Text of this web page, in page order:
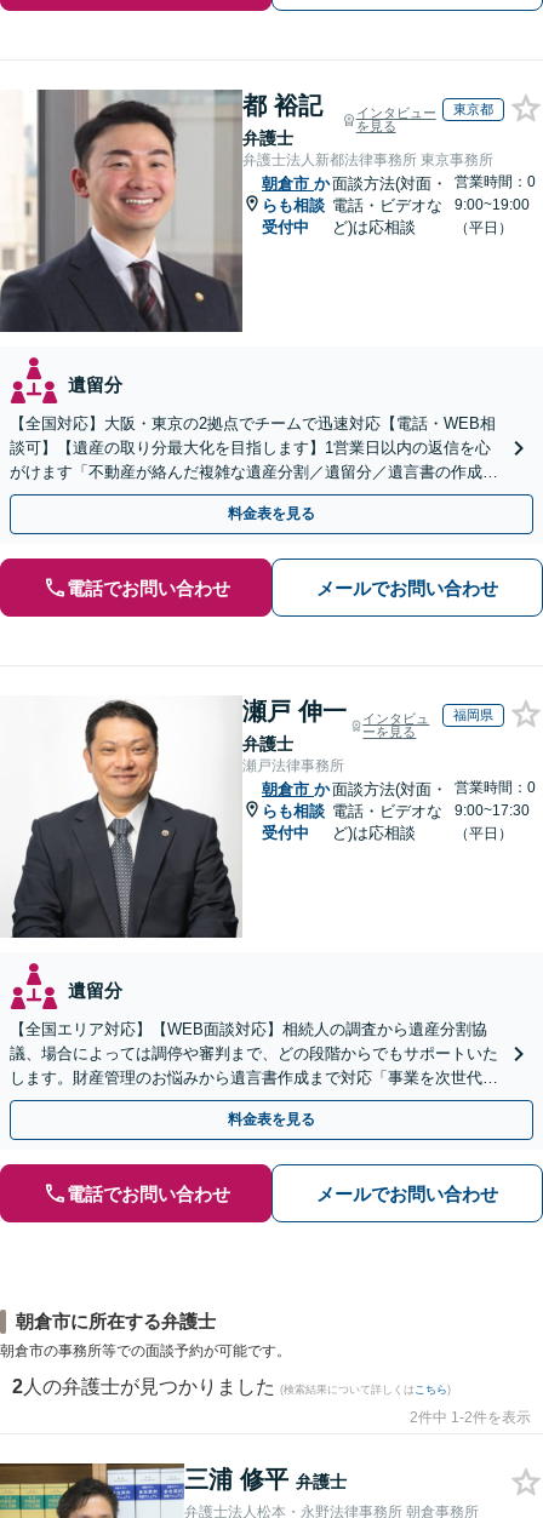
都 裕記
弁護士
インタビュー
を見る
東京都
弁護士法人新都法律事務所 東京事務所
朝倉市 か
らも相談
受付中
面談方法(対面・
電話・ビデオな
ど)は応相談
営業時間：0
9:00~19:00
（平日）
遺留分
【全国対応】大阪・東京の2拠点でチームで迅速対応【電話・WEB相
談可】【遺産の取り分最大化を目指します】1営業日以内の返信を心
がけます「不動産が絡んだ複雑な遺産分割／遺留分／遺言書の作成・
執行／事業承継など、お任せください」【休日相談あり】
料金表を見る
電話でお問い合わせ メールでお問い合わせ
瀬戸 伸一
弁護士
インタビュ
ーを見る
福岡県
瀬戸法律事務所
朝倉市 か
らも相談
受付中
面談方法(対面・
電話・ビデオな
ど)は応相談
営業時間：0
9:00~17:30
（平日）
遺留分
【全国エリア対応】【WEB面談対応】相続人の調査から遺産分割協
議、場合によっては調停や審判まで、どの段階からでもサポートいた
します。財産管理のお悩みから遺言書作成まで対応「事業を次世代に
引き継ぐ安心の事業承継をサポート」【完全個室相談】
料金表を見る
電話でお問い合わせ メールでお問い合わせ
朝倉市に所在する弁護士
朝倉市の事務所等での面談予約が可能です。
2 人の弁護士が見つかりました (検索結果について詳しくは こちら)
2件中 1-2件を表示
三浦 修平 弁護士
弁護士法人松本・永野法律事務所 朝倉事務所